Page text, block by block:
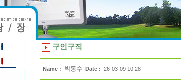
구인구직
Name : 박동수 Date : 26-03-09 10:28